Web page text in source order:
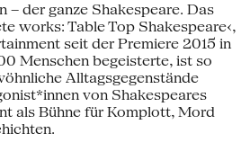
– der ganze Shakespeare. Das
works: Table Top Shakespeare‹,
seit der Premiere 2015 in
Menschen begeisterte, ist so
Alltagsgegenstände
von Shakespeares
als Bühne für Komplott, Mord